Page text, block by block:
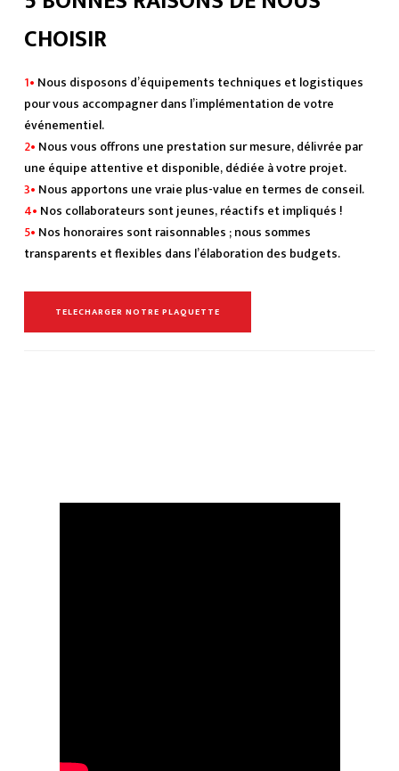
CHOISIR
1• Nous disposons d’équipements techniques et logistiques
pour vous accompagner dans l’implémentation de votre
événementiel.
2• Nous vous offrons une prestation sur mesure, délivrée par
une équipe attentive et disponible, dédiée à votre projet.
3• Nous apportons une vraie plus-value en termes de conseil.
4• Nos collaborateurs sont jeunes, réactifs et impliqués !
5• Nos honoraires sont raisonnables ; nous sommes
transparents et flexibles dans l’élaboration des budgets.
TELECHARGER NOTRE PLAQUETTE